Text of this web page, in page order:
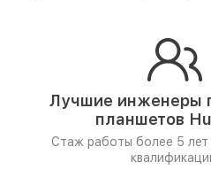
Лучшие инженеры
планшетов
Стаж работы более 5 лет